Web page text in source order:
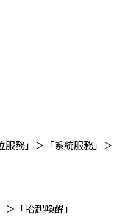
服務」＞「系統服務」＞
「抬起喚醒」